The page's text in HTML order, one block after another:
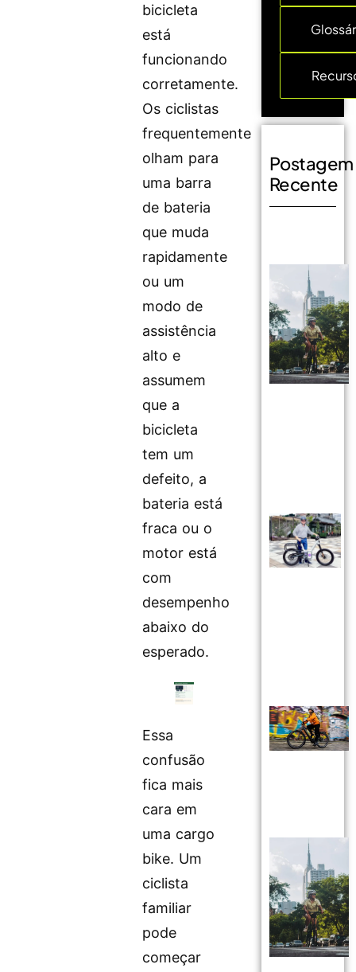
bicicleta
está
funcionando
corretamente.
Os ciclistas
frequentemente
olham para
uma barra
de bateria
que muda
rapidamente
ou um
modo de
assistência
alto e
assumem
que a
bicicleta
tem um
defeito, a
bateria está
fraca ou o
motor está
com
desempenho
abaixo do
esperado.
Essa
confusão
fica mais
cara em
uma cargo
bike. Um
ciclista
familiar
pode
começar
Postagem
Recente